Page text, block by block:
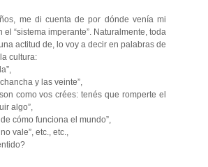
me di cuenta de por dónde venía mi
el “sistema imperante”. Naturalmente, toda
actitud de, lo voy a decir en palabras de
cultura:
y las veinte”,
como vos crées: tenés que romperte el
algo”,
cómo funciona el mundo”,
vale”, etc., etc.,